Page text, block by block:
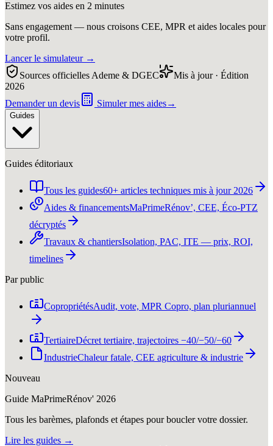
Estimez vos aides en 2 minutes
Sans engagement — nous croisons CEE, MPR et aides locales pour
votre profil.
Lancer le simulateur→
Sources officielles Ademe & DGEC
Mis à jour · Édition
2026
Demander un devis
Simuler mes aides→
Guides
Guides éditoriaux
Tous les guides60+ articles techniques mis à jour 2026
Aides & financementsMaPrimeRénov’, CEE, Éco-PTZ
décryptés
Travaux & chantiersIsolation, PAC, ITE — prix, ROI,
timelines
Par public
CopropriétésAudit, vote, MPR Copro, plan pluriannuel
TertiaireDécret tertiaire, trajectoires −40/−50/−60
IndustrieChaleur fatale, CEE agriculture & industrie
Nouveau
Guide MaPrimeRénov' 2026
Tous les barèmes, plafonds et étapes pour boucler votre dossier.
Lire les guides →